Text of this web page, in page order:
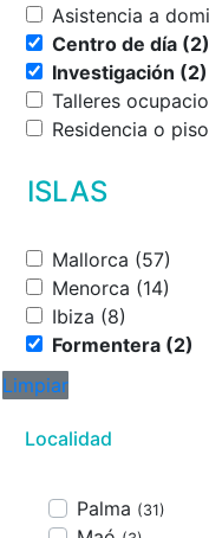
Centro de día (2)
Investigación (2)
ISLAS
Mallorca (57)
Menorca (14)
Ibiza (8)
Formentera (2)
Limpiar
Localidad
Palma (31)